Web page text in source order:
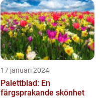
17 januari 2024
Palettblad: En
färgsprakande skönhet